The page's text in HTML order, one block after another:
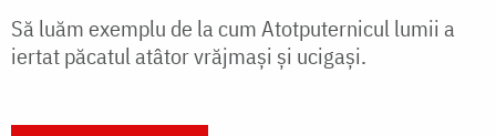
Să luăm exemplu de la cum Atotputernicul lumii a
iertat păcatul atâtor vrăjmași și ucigași.